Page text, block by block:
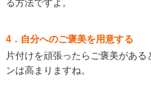
る方法ですよ。
4．自分へのご褒美を用意する
片付けを頑張ったらご褒美がある
ンは高まりますね。